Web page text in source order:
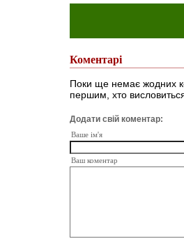
Коментарі
Поки ще немає жодних
першим, хто
Додати свій коментар:
Ваше ім'я
Ваш коментар